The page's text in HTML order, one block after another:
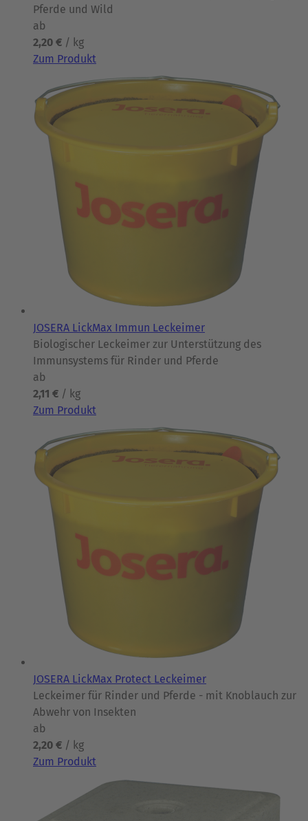
Pferde und Wild
ab
2,20 € / kg
Zum Produkt
JOSERA LickMax Immun Leckeimer
Biologischer Leckeimer zur Unterstützung des
Immunsystems für Rinder und Pferde
ab
2,11 € / kg
Zum Produkt
JOSERA LickMax Protect Leckeimer
Leckeimer für Rinder und Pferde - mit Knoblauch zur
Abwehr von Insekten
ab
2,20 € / kg
Zum Produkt